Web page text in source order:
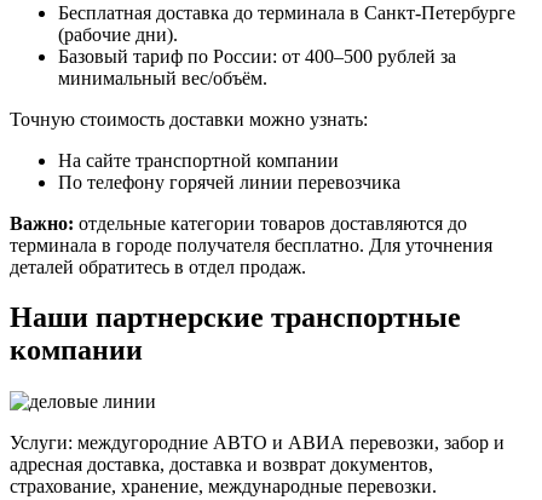
Бесплатная доставка до терминала в Санкт-Петербурге
(рабочие дни).
Базовый тариф по России: от 400–500 рублей за
минимальный вес/объём.
Точную стоимость доставки можно узнать:
На сайте транспортной компании
По телефону горячей линии перевозчика
Важно: отдельные категории товаров доставляются до
терминала в городе получателя бесплатно. Для уточнения
деталей обратитесь в отдел продаж.
Наши партнерские транспортные
компании
Услуги: междугородние АВТО и АВИА перевозки, забор и
адресная доставка, доставка и возврат документов,
страхование, хранение, международные перевозки.